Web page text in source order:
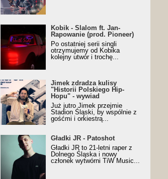
Kobik - Slalom ft. Jan-
Rapowanie (prod. Pioneer)
[Official Music Visualiser]
Kobik - Slalom ft. Jan-
Rapowanie (prod. Pioneer)
Po ostatniej serii singli
otrzymujemy od Kobika
kolejny utwór i trochę...
Jimek zdradza kulisy "Historii
Polskiego Hip-Hopu" - wywiad
Jimek zdradza kulisy
"Historii Polskiego Hip-
Hopu" - wywiad
Już jutro Jimek przejmie
Stadion Śląski, by wspólnie z
gośćmi i orkiestrą...
Gładki JR - Patoshot
Gładki JR - Patoshot
Gładki JR to 21-letni raper z
Dolnego Śląska i nowy
członek wytwórni TiW Music...